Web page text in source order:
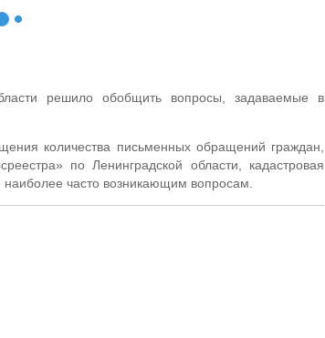
решило обобщить вопросы, задаваемые в
количества письменных обращений граждан,
по Ленинградской области, кадастровая
часто возникающим вопросам.